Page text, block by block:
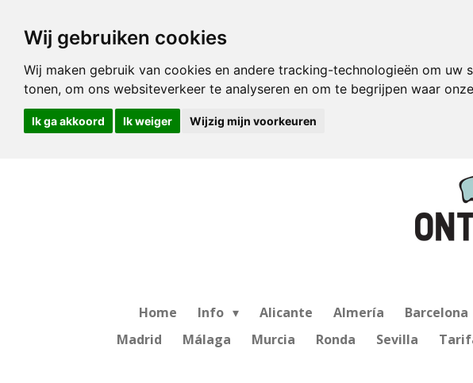
Wij gebruiken cookies
Wij maken gebruik van cookies en andere tracking-technologieën om
tonen, om ons websiteverkeer te analyseren en om te begrijpen waar
Ik ga akkoord Ik weiger Wijzig mijn voorkeuren
direct
hoofdinhoud
Home Info Alicante Almería Barcelona
Madrid
Málaga Murcia Ronda Sevilla